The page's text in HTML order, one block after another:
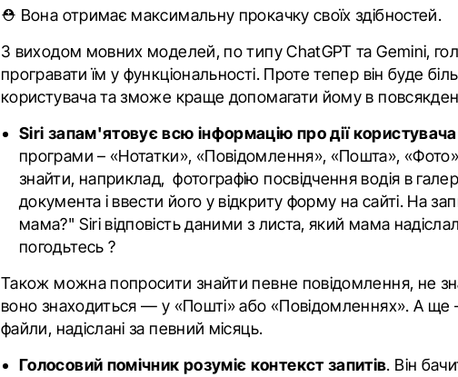
⛑️ Вона отримає максимальну прокачку своїх здібностей.
З виходом мовних моделей, по типуChatGPT та Gemini,
програвати їм у функціональності. Проте тепер він буде
користувача та зможе краще допомагати йому в
Siri запам'ятовує всю інформацію про дії користувача
програми – «Нотатки», «Повідомлення», «Пошта»,
знайти, наприклад, фотографію посвідчення водія в
документа і ввести його у відкриту форму на сайті. На
мама?" Siri відповість даними з листа, який мама
погодьтесь ?
Також можна попросити знайти певне повідомлення, не
воно знаходиться — у «Пошті» або «Повідомленнях». А ще
файли, надіслані за певний місяць.
Голосовий помічник розуміє контекст запитів. Він